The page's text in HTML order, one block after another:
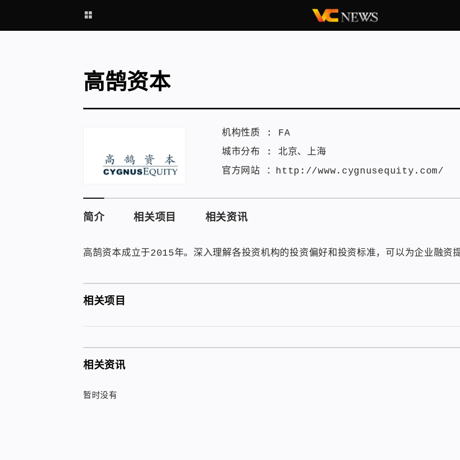
高鹄资本
机构性质 : FA
城市分布 : 北京、 上海
官方网站 ： http://www.cygnusequity.com/
简介 相关项目 相关资讯
高鹄资本成立于2015年。深入理解各投资机构的投资偏好和投资标准，可以为企业融资
相关项目
相关资讯
暂时没有